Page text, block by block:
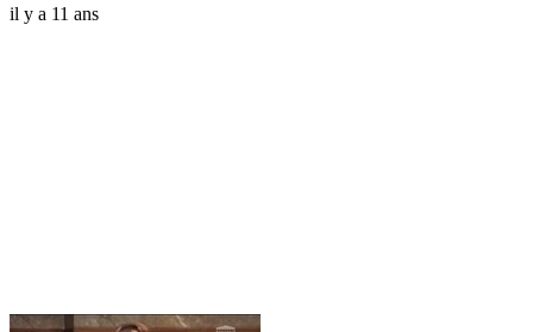
il y a 11 ans